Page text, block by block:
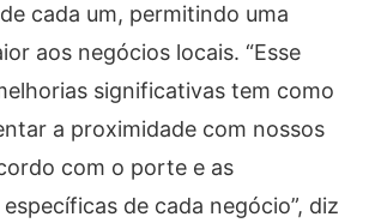
cada um, permitindo uma
aos negócios locais. “Esse
significativas tem como
a proximidade com nossos
com o porte e as
de cada negócio”, diz